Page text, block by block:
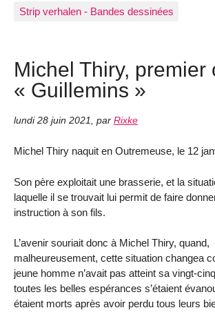
Strip verhalen - Bandes dessinées
Michel Thiry, premier
« Guillemins »
lundi 28 juin 2021, par Rixke
Michel Thiry naquit en Outremeuse, le 12
Son père exploitait une brasserie, et la
laquelle il se trouvait lui permit de faire
instruction à son fils.
L’avenir souriait donc à Michel Thiry, quand,
malheureusement, cette situation changea
jeune homme n’avait pas atteint sa vingt-
toutes les belles espérances s’étaient
étaient morts après avoir perdu tous leurs